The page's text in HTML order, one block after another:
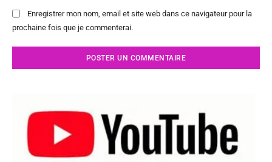
Enregistrer mon nom, email et site web dans ce navigateur pour la
prochaine fois que je commenterai.